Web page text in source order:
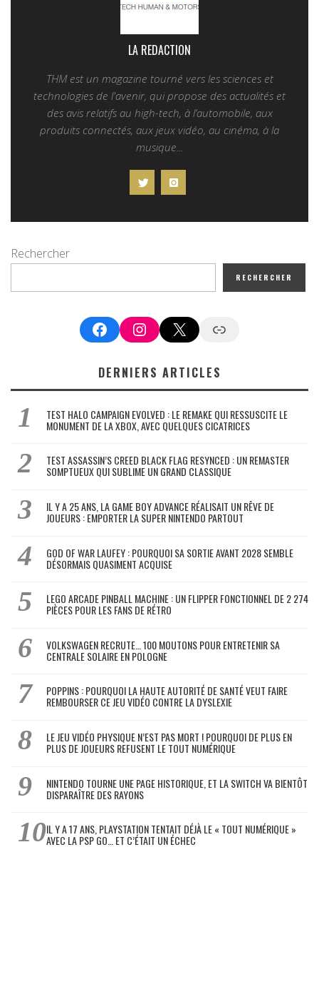
LA REDACTION
THM est un magazine tourné vers les sciences et
technologies de l'avenir, qui propose des actualités et
des avis relatifs au high-tech, à l’automobile, aux
produits connectés, aux jeux vidéo, au cinéma, à la
musique...
Rechercher
RECHERCHER
FacebookInstagram
X Google News
DERNIERS ARTICLES
TEST HALO CAMPAIGN EVOLVED : LE REMAKE QUI RESSUSCITE LE
MONUMENT DE LA XBOX, AVEC QUELQUES CICATRICES
TEST ASSASSIN’S CREED BLACK FLAG RESYNCED : UN REMASTER
SOMPTUEUX QUI SUBLIME UN GRAND CLASSIQUE
IL Y A 25 ANS, LA GAME BOY ADVANCE RÉALISAIT UN RÊVE DE
JOUEURS : EMPORTER LA SUPER NINTENDO PARTOUT
GOD OF WAR LAUFEY : POURQUOI SA SORTIE AVANT 2028 SEMBLE
DÉSORMAIS QUASIMENT ACQUISE
LEGO ARCADE PINBALL MACHINE : UN FLIPPER FONCTIONNEL DE 2 274
PIÈCES POUR LES FANS DE RÉTRO
VOLKSWAGEN RECRUTE… 100 MOUTONS POUR ENTRETENIR SA
CENTRALE SOLAIRE EN POLOGNE
POPPINS : POURQUOI LA HAUTE AUTORITÉ DE SANTÉ VEUT FAIRE
REMBOURSER CE JEU VIDÉO CONTRE LA DYSLEXIE
LE JEU VIDÉO PHYSIQUE N’EST PAS MORT ! POURQUOI DE PLUS EN
PLUS DE JOUEURS REFUSENT LE TOUT NUMÉRIQUE
NINTENDO TOURNE UNE PAGE HISTORIQUE, ET LA SWITCH VA BIENTÔT
DISPARAÎTRE DES RAYONS
IL Y A 17 ANS, PLAYSTATION TENTAIT DÉJÀ LE « TOUT NUMÉRIQUE »
AVEC LA PSP GO… ET C’ÉTAIT UN ÉCHEC